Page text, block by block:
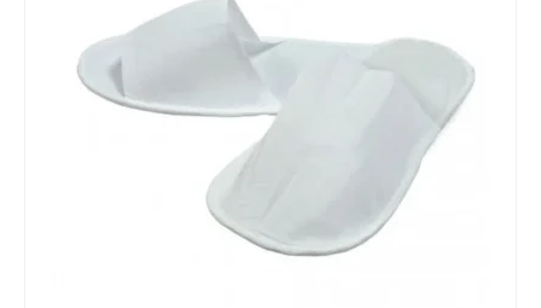
opciones
pueden
elegir
producto